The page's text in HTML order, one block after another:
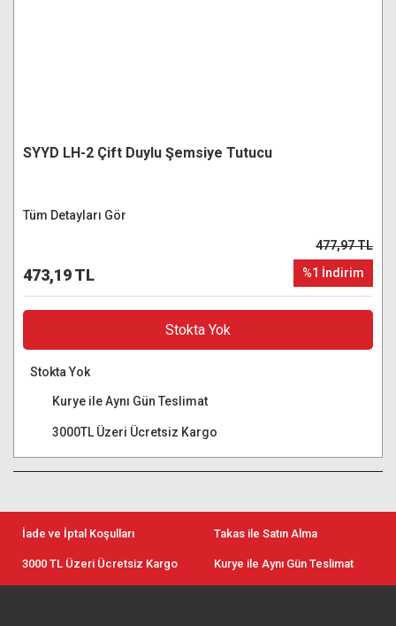
SYYD LH-2 Çift Duylu Şemsiye Tutucu
Tüm Detayları Gör
473,19 TL
477,97 TL
%1 İndirim
Stokta Yok
Stokta Yok
Kurye ile Aynı Gün Teslimat
3000TL Üzeri Ücretsiz Kargo
İade ve İptal Koşulları Takas ile Satın Alma
3000 TL Üzeri Ücretsiz Kargo Kurye ile Aynı Gün Teslimat